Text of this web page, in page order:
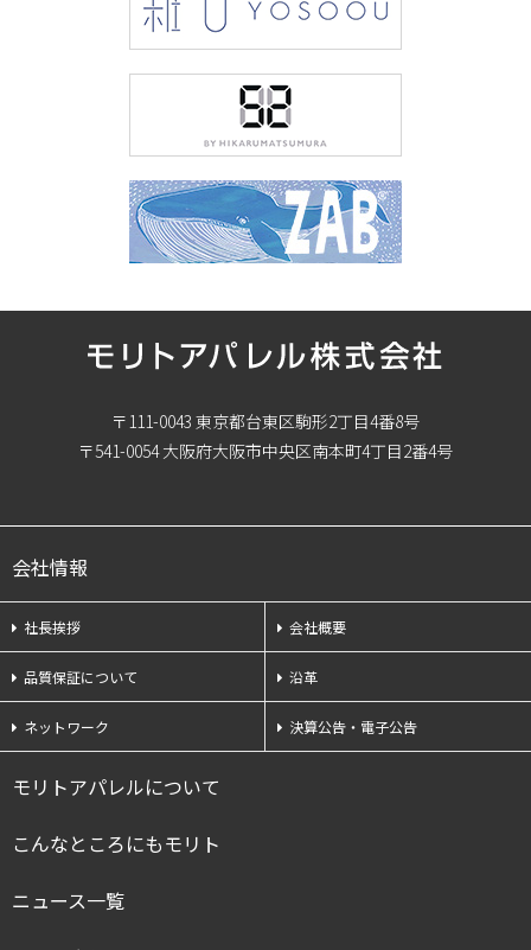
〒111-0043 東京都台東区駒形2丁目4番8号
〒541-0054 大阪府大阪市中央区南本町4丁目2番4号
会社情報
社長挨拶 会社概要
品質保証について 沿革
ネットワーク 決算公告・電子公告
モリトアパレルについて
こんなところにもモリト
ニュース一覧